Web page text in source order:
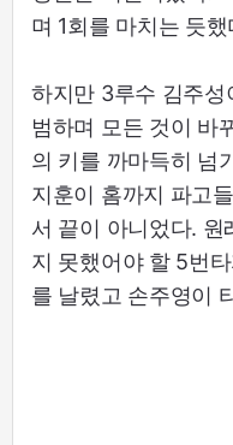
며 1회를 마치는 듯했
하지만 3루수 김주성
범하며 모든 것이 바
의 키를 까마득히 넘
지훈이 홈까지 파고
서 끝이 아니었다. 원
지 못했어야 할 5번
를 날렸고 손주영이